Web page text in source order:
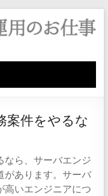
案件をやるな
なら、サーバエンジ
があります。サーバ
高いエンジニアにつ